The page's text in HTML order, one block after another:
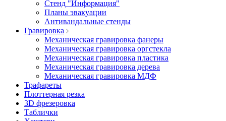
Стенд "Информация"
Планы эвакуации
Антивандальные стенды
Гравировка
Механическая гравировка фанеры
Механическая гравировка оргстекла
Механическая гравировка пластика
Механическая гравировка дерева
Механическая гравировка МДФ
Трафареты
Плоттерная резка
3D фрезеровка
Таблички